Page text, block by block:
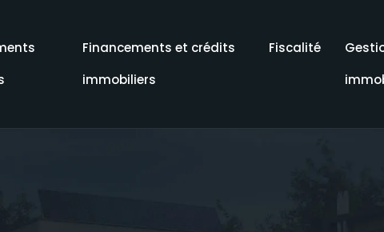
Financements et crédits
immobiliers
Fiscalité